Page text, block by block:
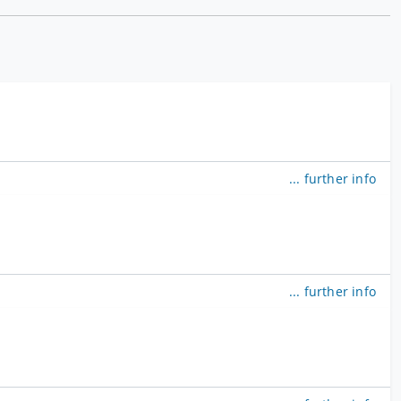
... further info
... further info